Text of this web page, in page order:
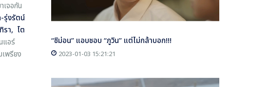
เจอกัน
รุ่งรัตน์
รา, โต
แอร์
พรียง
“ชิม่อน” แอบชอบ “ภูวิน” แต่ไม่กล้าบอก!!!
2023-01-03 15:21:21